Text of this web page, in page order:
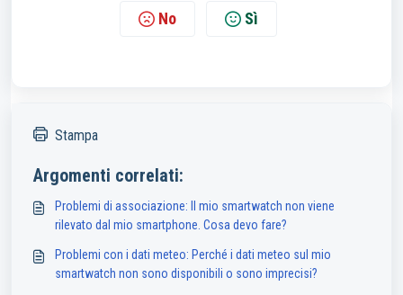
No Sì
Stampa
Argomenti correlati:
Problemi di associazione: Il mio smartwatch non viene
rilevato dal mio smartphone. Cosa devo fare?
Problemi con i dati meteo: Perché i dati meteo sul mio
smartwatch non sono disponibili o sono imprecisi?